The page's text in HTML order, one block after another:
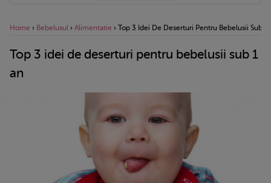
Home › Bebelusul › Alimentatie › Top 3 Idei De Deserturi Pentru Bebelusii Sub 1
Top 3 idei de deserturi pentru bebelusii sub 1
an